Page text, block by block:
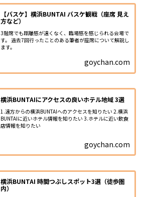
【バスケ】横浜BUNTAI バスケ観戦（座席 見え
方など）
3階席でも距離感が遠くなく、臨場感を感じられる会場で
す。 過去7回行ったことのある筆者が座席について解説し
ます。
goychan.com
横浜BUNTAIにアクセスの良いホテル地域 3選
1.遠方からの横浜BUNTAIへのアクセスを知りたい 2.横浜
BUNTAIに近いホテル情報を知りたい 3.ホテルに近い飲食
店情報を知りたい
goychan.com
横浜BUNTAI 時間つぶしスポット3選（徒歩圏
内）